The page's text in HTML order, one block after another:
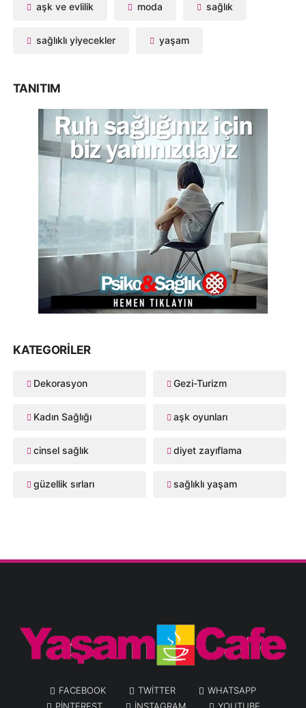
aşk ve evlilik moda sağlık
sağlıklı yiyecekler yaşam
TANITIM
KATEGORILER
Dekorasyon Gezi-Turizm
Kadın Sağlığı aşk oyunları
cinsel sağlık diyet zayıflama
güzellik sırları sağlıklı yaşam
FACEBOOK TWITTER
WHATSAPP